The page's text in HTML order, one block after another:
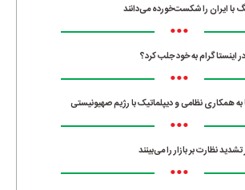
•••
اینستاگرام به خود جلب کرد؟
•••
همکاری نظامی و دیپلماتیک با رژیم صهیونیستی
•••
نظارت بر بازار را می‌بینند
•••